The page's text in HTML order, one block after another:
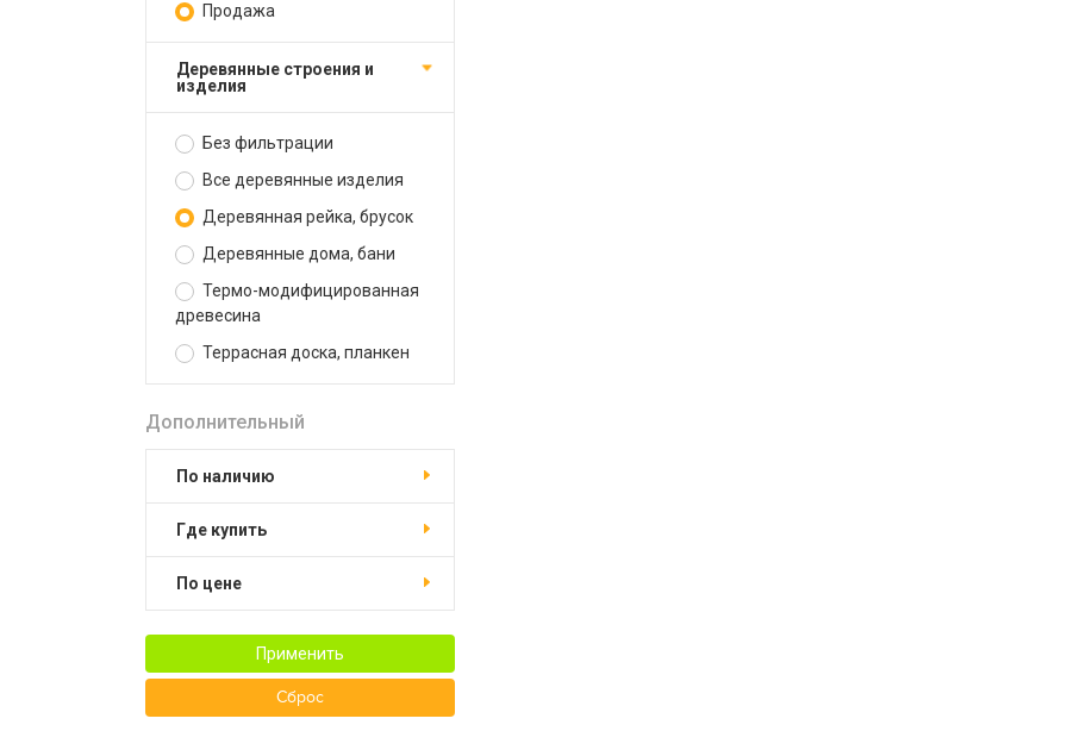
Продажа
Деревянные строения и
изделия
Без фильтрации
Все деревянные изделия
Деревянная рейка, брусок
Деревянные дома, бани
Термо-модифицированная
древесина
Террасная доска, планкен
Дополнительный
По наличию
Где купить
По цене
Применить
Сброс